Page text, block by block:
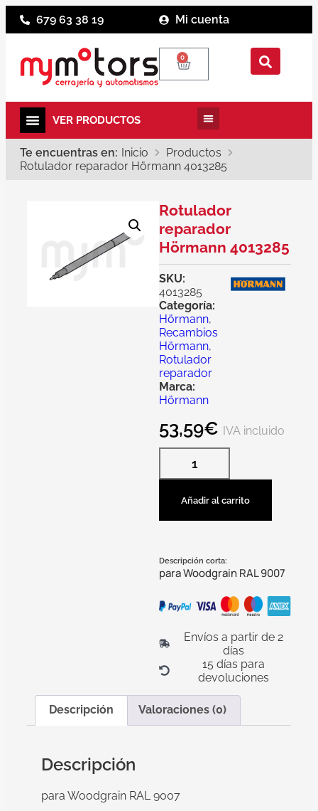
679 63 38 19 Mi cuenta
0
Te encuentras en: Inicio
Productos
Rotulador reparador Hörmann 4013285
Rotulador
reparador
Hörmann 4013285
SKU:
4013285
Categoría:
Hörmann,
Recambios
Hörmann,
Rotulador
reparador
Marca:
Hörmann
53,59€ IVA incluido
Añadir al carrito
Descripción corta:
para Woodgrain RAL 9007
Envíos a partir de 2
días
15 días para
devoluciones
Descripción Valoraciones (0)
Descripción
para Woodgrain RAL 9007